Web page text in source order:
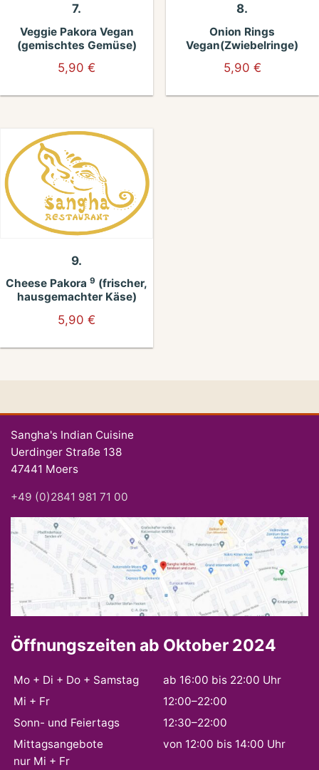
7.
Veggie Pakora Vegan
(gemischtes Gemüse)
5,90€
8.
Onion Rings
Vegan(Zwiebelringe)
5,90 €
9.
Cheese Pakora9 (frischer,
hausgemachter Käse)
5,90€
Sangha's Indian Cuisine
Uerdinger Straße 138
47441 Moers
+49 (0)2841 981 71 00
Öffnungszeiten ab Oktober 2024
Mo + Di + Do + Samstag
ab 16:00 bis 22:00 Uhr
Mi + Fr
12:00–22:00
Sonn- und Feiertags
12:30–22:00
Mittagsangebote
nur Mi + Fr
von 12:00 bis 14:00 Uhr